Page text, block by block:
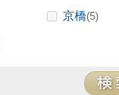
京橋(5)